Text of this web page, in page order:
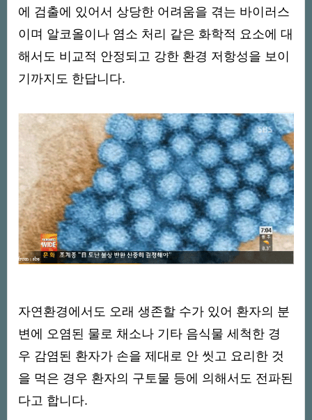
에 검출에 있어서 상당한 어려움을 겪는 바이러스
이며 알코올이나 염소 처리 같은 화학적 요소에 대
해서도 비교적 안정되고 강한 환경 저항성을 보이
기까지도 한답니다.
자연환경에서도 오래 생존할 수가 있어 환자의 분
변에 오염된 물로 채소나 기타 음식물 세척한 경
우 감염된 환자가 손을 제대로 안 씻고 요리한 것
을 먹은 경우 환자의 구토물 등에 의해서도 전파된
다고 합니다.